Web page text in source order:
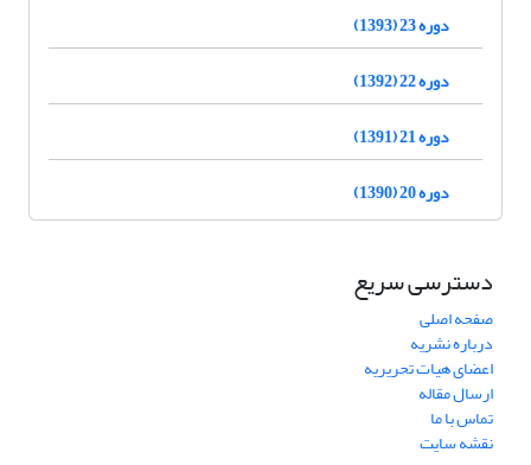
دوره 23 (1393)
دوره 22 (1392)
دوره 21 (1391)
دوره 20 (1390)
دسترسی سریع
صفحه اصلی
درباره نشریه
اعضای هیات تحریریه
ارسال مقاله
تماس با ما
نقشه سایت